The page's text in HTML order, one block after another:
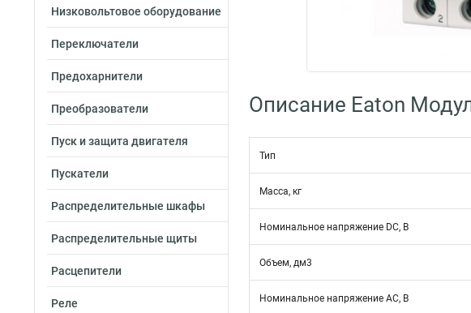
Низковольтовое оборудование
Переключатели
Предохарнители
Преобразователи
Пуск и защита двигателя
Пускатели
Распределительные шкафы
Распределительные щиты
Расцепители
Реле
Описание Eaton
Тип
Масса, кг
Номинальное напряжение DC, В
Объем, дм3
Номинальное напряжение АС, В